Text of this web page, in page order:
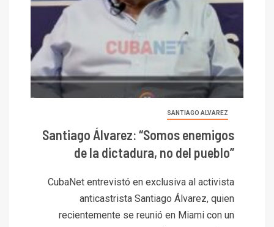
SANTIAGO ALVAREZ
Santiago Álvarez: “Somos enemigos
de la dictadura, no del pueblo”
CubaNet entrevistó en exclusiva al activista
anticastrista Santiago Álvarez, quien
recientemente se reunió en Miami con un